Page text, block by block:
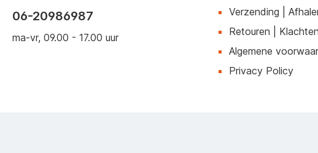
06-20986987
ma-vr, 09.00 - 17.00 uur
Verzending |
Retouren | Klachten
Algemene
Privacy Policy